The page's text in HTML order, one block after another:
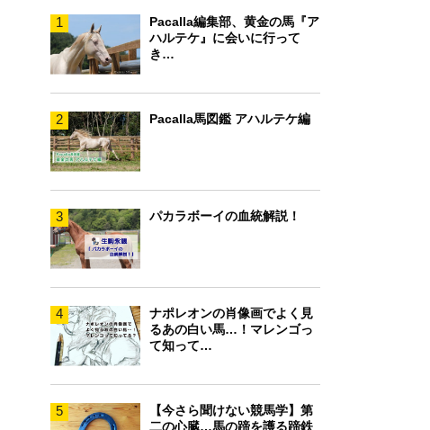
1
Pacalla編集部、黄金の馬『ア
ハルテケ』に会いに行って
き…
2 Pacalla馬図鑑 アハルテケ編
3 パカラボーイの血統解説！
4
ナポレオンの肖像画でよく見
るあの白い馬…！マレンゴっ
て知って…
5
【今さら聞けない競馬学】第
二の心臓…馬の蹄を護る蹄鉄